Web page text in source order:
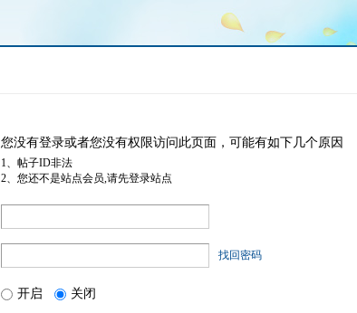
您没有登录或者您没有权限访问此页面，可能有如下几个原因
1、帖子ID非法
2、您还不是站点会员,请先登录站点
找回密码
开启 关闭